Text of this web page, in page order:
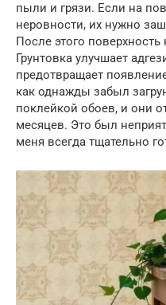
пыли и грязи. Если на
неровности, их нужно
После этого поверхность
Грунтовка улучшает
предотвращает
как однажды забыл
поклейкой обоев, и они
месяцев. Это был
меня всегда тщательно